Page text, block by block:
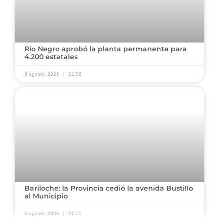
​Río Negro aprobó la planta permanente para
4.200 estatales
6 agosto, 2026 21:06
​Bariloche: la Provincia cedió la avenida Bustillo
al Municipio
6 agosto, 2026 21:05